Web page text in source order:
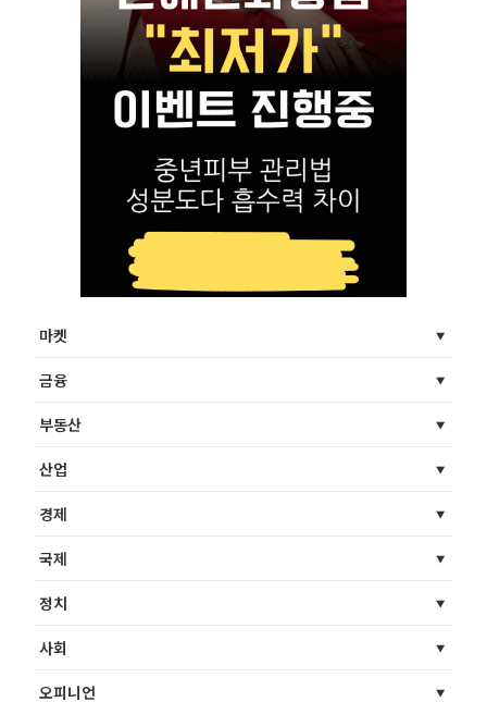
마켓
금융
부동산
산업
경제
국제
정치
사회
오피니언